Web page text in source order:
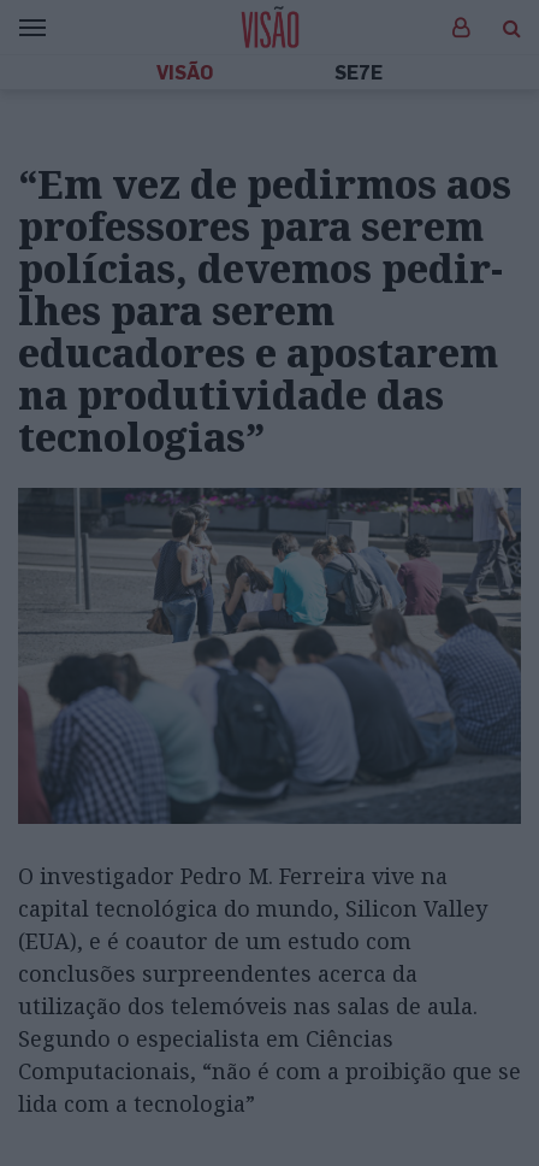
VISÃO SE7E
“Em vez de pedirmos aos
professores para serem
polícias, devemos pedir-
lhes para serem
educadores e apostarem
na produtividade das
tecnologias”
O investigador Pedro M. Ferreira vive na
capital tecnológica do mundo, Silicon Valley
(EUA), e é coautor de um estudo com
conclusões surpreendentes acerca da
utilização dos telemóveis nas salas de aula.
Segundo o especialista em Ciências
Computacionais, “não é com a proibição que se
lida com a tecnologia”